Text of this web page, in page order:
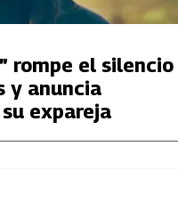
rompe el silencio
y anuncia
expareja